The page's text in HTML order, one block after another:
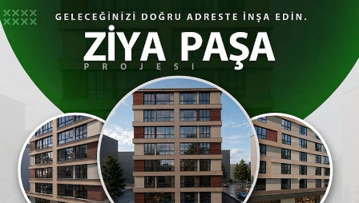
belediyenin algı yönetimini bir kez daha
deşifre etti.
Su Fiyatlarındaki "Kademe Oyunu"
Hafızalarda
EskişehirBüyükşehir Belediyesi, geçtiğimiz
dönemlerde de benzer bir taktiğe şebeke
suyu fiyatlarında başvurmuştu. Birçok